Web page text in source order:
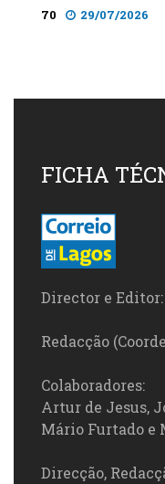
70 29/07/2026
FICHA
Director e
Redacção
Colaboradores:
Artur de Jesus,
Mário Furtado e
Direcção,